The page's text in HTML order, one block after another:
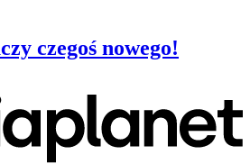
czegoś nowego!